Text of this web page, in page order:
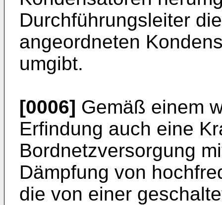
Durchführungsleiter
angeordneten
umgibt.
[0006] Gemäß einem
Erfindung auch eine
Bordnetzversorgung
Dämpfung von
die von einer